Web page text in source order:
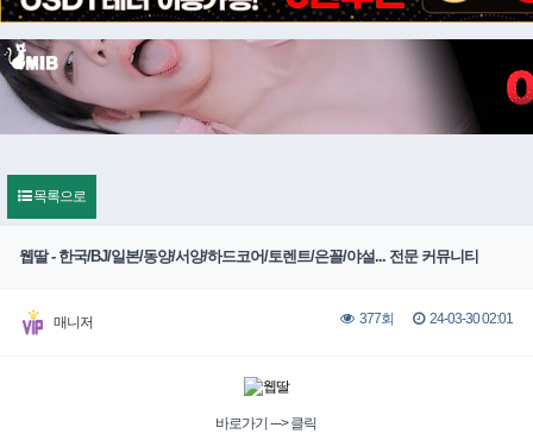
목록으로
웹딸 - 한국/BJ/일본/동양/서양/하드코어/토렌트/은꼴/야설... 전문 커뮤니티
매니저 377회 24-03-30 02:01
바로가기 ---> 클릭